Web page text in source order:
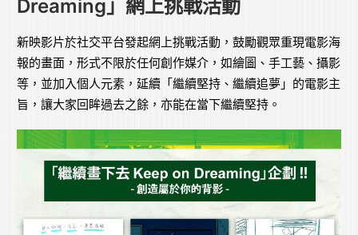
Dreaming」網上挑戰活動
新映影片於社交平台發起網上挑戰活動，鼓勵觀眾重現電影海
報的畫面，形式不限於任何創作媒介，如繪圖、手工藝、攝影
等，並加入個人元素，延續「繼續堅持、繼續追夢」的電影主
旨，讓大家回眸過去之餘，亦能在當下繼續堅持。